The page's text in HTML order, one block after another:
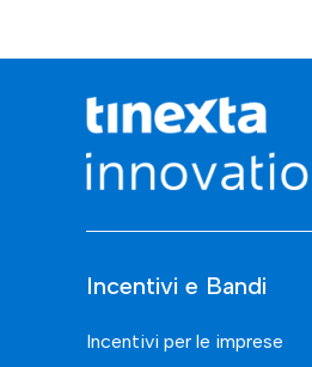
Incentivi e Bandi
Incentivi per le imprese